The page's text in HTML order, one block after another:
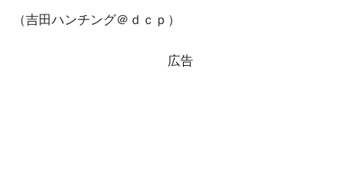
（吉田ハンチング＠ｄｃｐ）
広告